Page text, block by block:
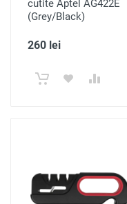
cutite Aptel AG422E
(Grey/Black)
260 lei